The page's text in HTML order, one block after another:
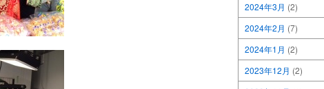
2024年3月 (2)
2024年2月 (7)
2024年1月 (2)
2023年12月 (2)